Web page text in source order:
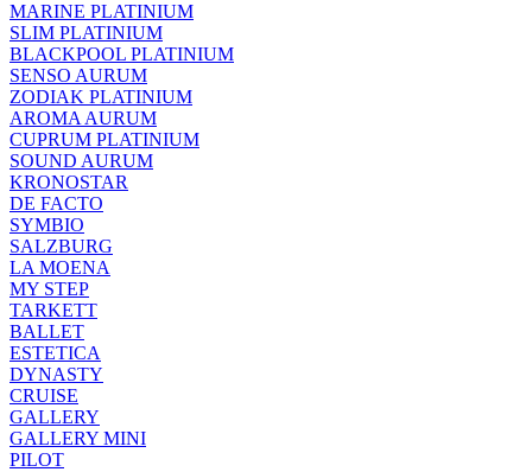
MARINE PLATINIUM
SLIM PLATINIUM
BLACKPOOL PLATINIUM
SENSO AURUM
ZODIAK PLATINIUM
AROMA AURUM
CUPRUM PLATINIUM
SOUND AURUM
KRONOSTAR
DE FACTO
SYMBIO
SALZBURG
LA MOENA
MY STEP
TARKETT
BALLET
ESTETICA
DYNASTY
CRUISE
GALLERY
GALLERY MINI
PILOT